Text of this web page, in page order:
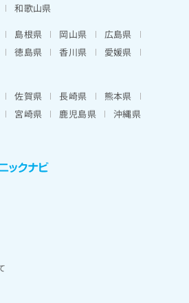
和歌山県
島根県 岡山県
広島県
徳島県 香川県
愛媛県
佐賀県 長崎県
熊本県
宮崎県 鹿児島県 沖縄県